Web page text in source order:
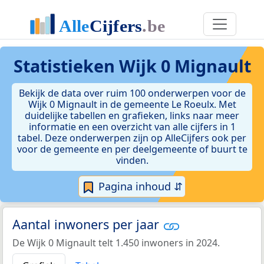
Statistieken Wijk 0 Mignault
Bekijk de data over ruim 100 onderwerpen voor de
Wijk 0 Mignault in de gemeente Le Roeulx. Met
duidelijke tabellen en grafieken, links naar meer
informatie en een overzicht van alle cijfers in 1
tabel. Deze onderwerpen zijn op AlleCijfers ook per
voor de gemeente en per deelgemeente of buurt te
vinden.
Pagina inhoud ⇵
Aantal inwoners per jaar
De Wijk 0 Mignault telt 1.450 inwoners in 2024.